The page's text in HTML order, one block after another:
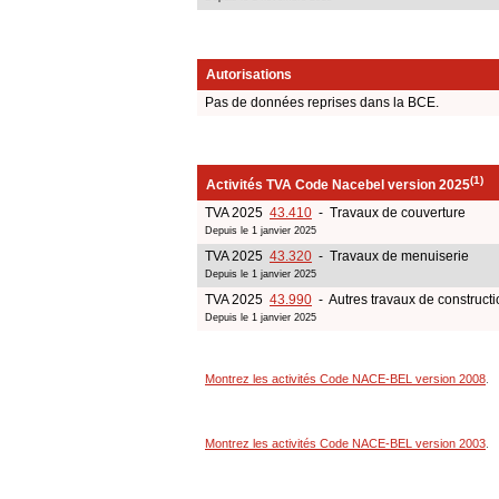
Autorisations
Pas de données reprises dans la BCE.
Activités TVA Code Nacebel version 2025(1)
TVA 2025 43.410 - Travaux de couverture
Depuis le 1 janvier 2025
TVA 2025 43.320 - Travaux de menuiserie
Depuis le 1 janvier 2025
TVA 2025 43.990 - Autres travaux de
Depuis le 1 janvier 2025
Montrez les activités Code NACE-BEL version 2008
Montrez les activités Code NACE-BEL version 2003